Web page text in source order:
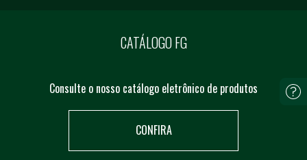
CATÁLOGO FG
Consulte o nosso catálogo eletrônico de produtos
CONFIRA